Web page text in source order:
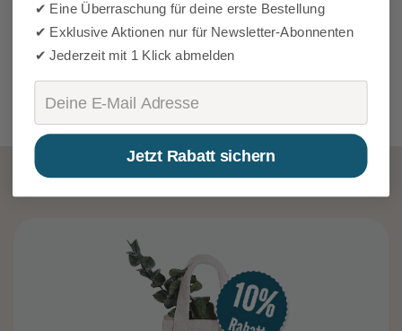
✔ Eine Überraschung für deine erste Bestellung
✔ Exklusive Aktionen nur für Newsletter-Abonnenten
✔ Jederzeit mit 1 Klick abmelden
Jetzt Rabatt sichern